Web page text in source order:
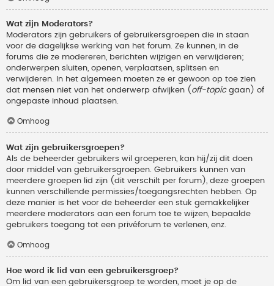
Wat zijn Moderators?
Moderators zijn gebruikers of gebruikersgroepen die in staan
voor de dagelijkse werking van het forum. Ze kunnen, in de
forums die ze modereren, berichten wijzigen en verwijderen;
onderwerpen sluiten, openen, verplaatsen, splitsen en
verwijderen. In het algemeen moeten ze er gewoon op toe zien
dat mensen niet van het onderwerp afwijken ( off-topicgaan) of
ongepaste inhoud plaatsen.
Omhoog
Wat zijn gebruikersgroepen?
Als de beheerder gebruikers wil groeperen, kan hij/zij dit doen
door middel van gebruikersgroepen. Gebruikers kunnen van
meerdere groepen lid zijn (dit verschilt per forum), deze groepen
kunnen verschillende permissies/toegangsrechten hebben. Op
deze manier is het voor de beheerder een stuk gemakkelijker
meerdere moderators aan een forum toe te wijzen, bepaalde
gebruikers toegang tot een privéforum te verlenen, enz.
Omhoog
Hoe word ik lid van een gebruikersgroep?
Om lid van een gebruikersgroep te worden, moet je op de